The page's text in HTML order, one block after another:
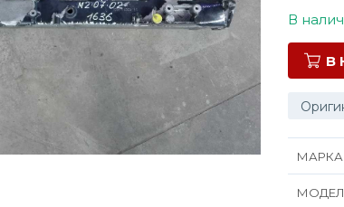
В
В
МАРКА